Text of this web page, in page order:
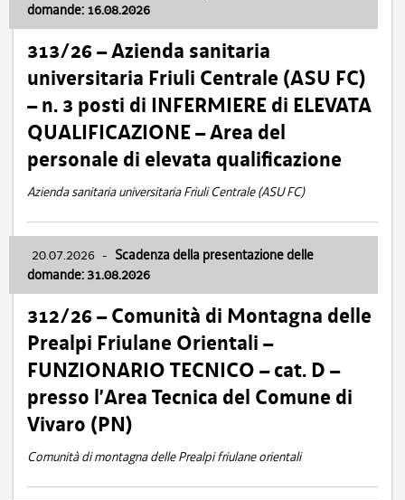
domande: 16.08.2026
313/26 – Azienda sanitaria
universitaria Friuli Centrale (ASU FC)
– n. 3 posti di INFERMIERE di ELEVATA
QUALIFICAZIONE – Area del
personale di elevata qualificazione
Azienda sanitaria universitaria Friuli Centrale (ASU FC)
20.07.2026 - Scadenza della presentazione delle
domande: 31.08.2026
312/26 – Comunità di Montagna delle
Prealpi Friulane Orientali –
FUNZIONARIO TECNICO – cat. D –
presso l’Area Tecnica del Comune di
Vivaro (PN)
Comunità di montagna delle Prealpi friulane orientali